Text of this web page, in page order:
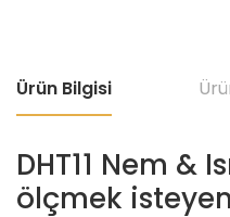
Ürün Bilgisi
DHT11 Nem &
ölçmek